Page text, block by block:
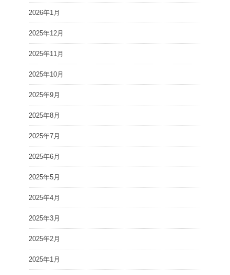
2026年1月
2025年12月
2025年11月
2025年10月
2025年9月
2025年8月
2025年7月
2025年6月
2025年5月
2025年4月
2025年3月
2025年2月
2025年1月